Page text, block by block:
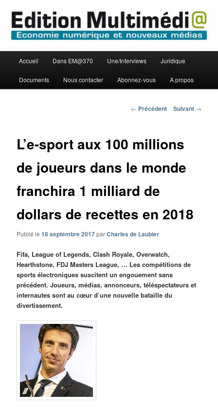
contenu
principalEdition Multimédi@
principal
Accueil Dans EM@370 Une/Interviews Juridique
Documents Nous contacter Abonnez-vous A propos
Navigation
← Précédent Suivant →
L’e-sport aux 100 millions
de joueurs dans le monde
franchira 1 milliard de
dollars de recettes en 2018
Publié le18 septembre 2017parCharles de Laubier
Fifa, League of Legends, Clash Royale, Overwatch,
Hearthstone, FDJ Masters League, … Les compétitions de
sports électroniques suscitent un engouement sans
précédent. Joueurs, médias, annonceurs, téléspectateurs et
internautes sont au cœur d’une nouvelle bataille du
divertissement.